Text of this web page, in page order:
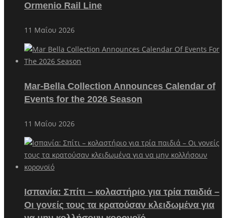
Ormenio Rail Line
11 Μαΐου 2026
Mar-Bella Collection Announces Calendar of
Events for the 2026 Season
11 Μαΐου 2026
Ισπανία: Σπίτι – κολαστήριο για τρία παιδιά –
Οι γονείς τους τα κρατούσαν κλειδωμένα για